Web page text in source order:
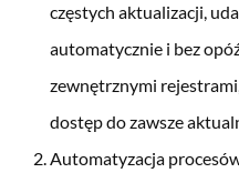
częstych aktualizacji,
automatycznie i bez
zewnętrznymi
dostęp do zawsze
Automatyzacja